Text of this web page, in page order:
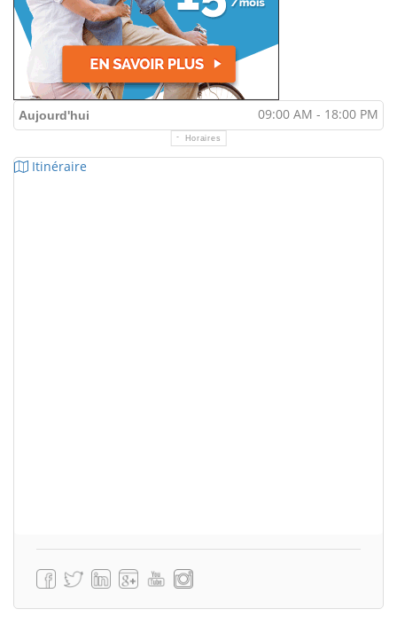
Aujourd'hui 09:00 AM - 18:00 PM
Horaires
Itinéraire